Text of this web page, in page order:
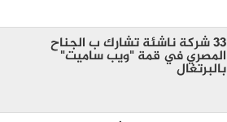
33 شركة ناشئة تشارك ب الجناح
المصري في قمة "ويب ساميت"
بالبرتغال